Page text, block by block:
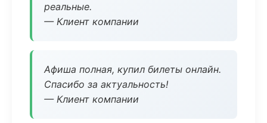
реальные.
— Клиент компании
Афиша полная, купил билеты онлайн.
Спасибо за актуальность!
— Клиент компании